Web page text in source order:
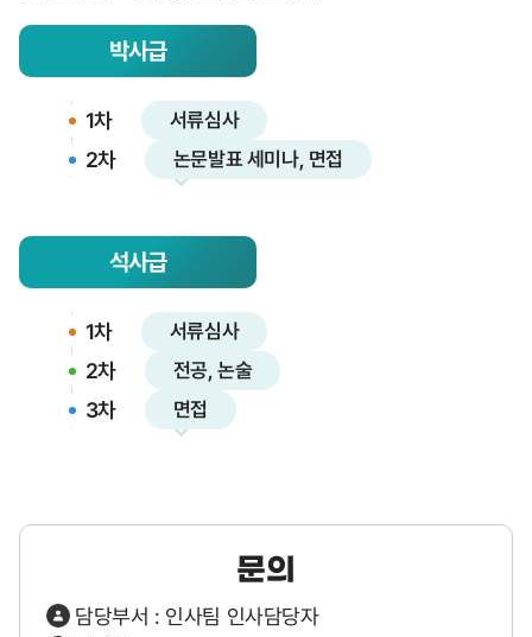
박사급
1차 서류심사
2차 논문발표 세미나, 면접
석사급
1차 서류심사
2차 전공, 논술
3차 면접
문의
담당부서 : 인사팀 인사담당자